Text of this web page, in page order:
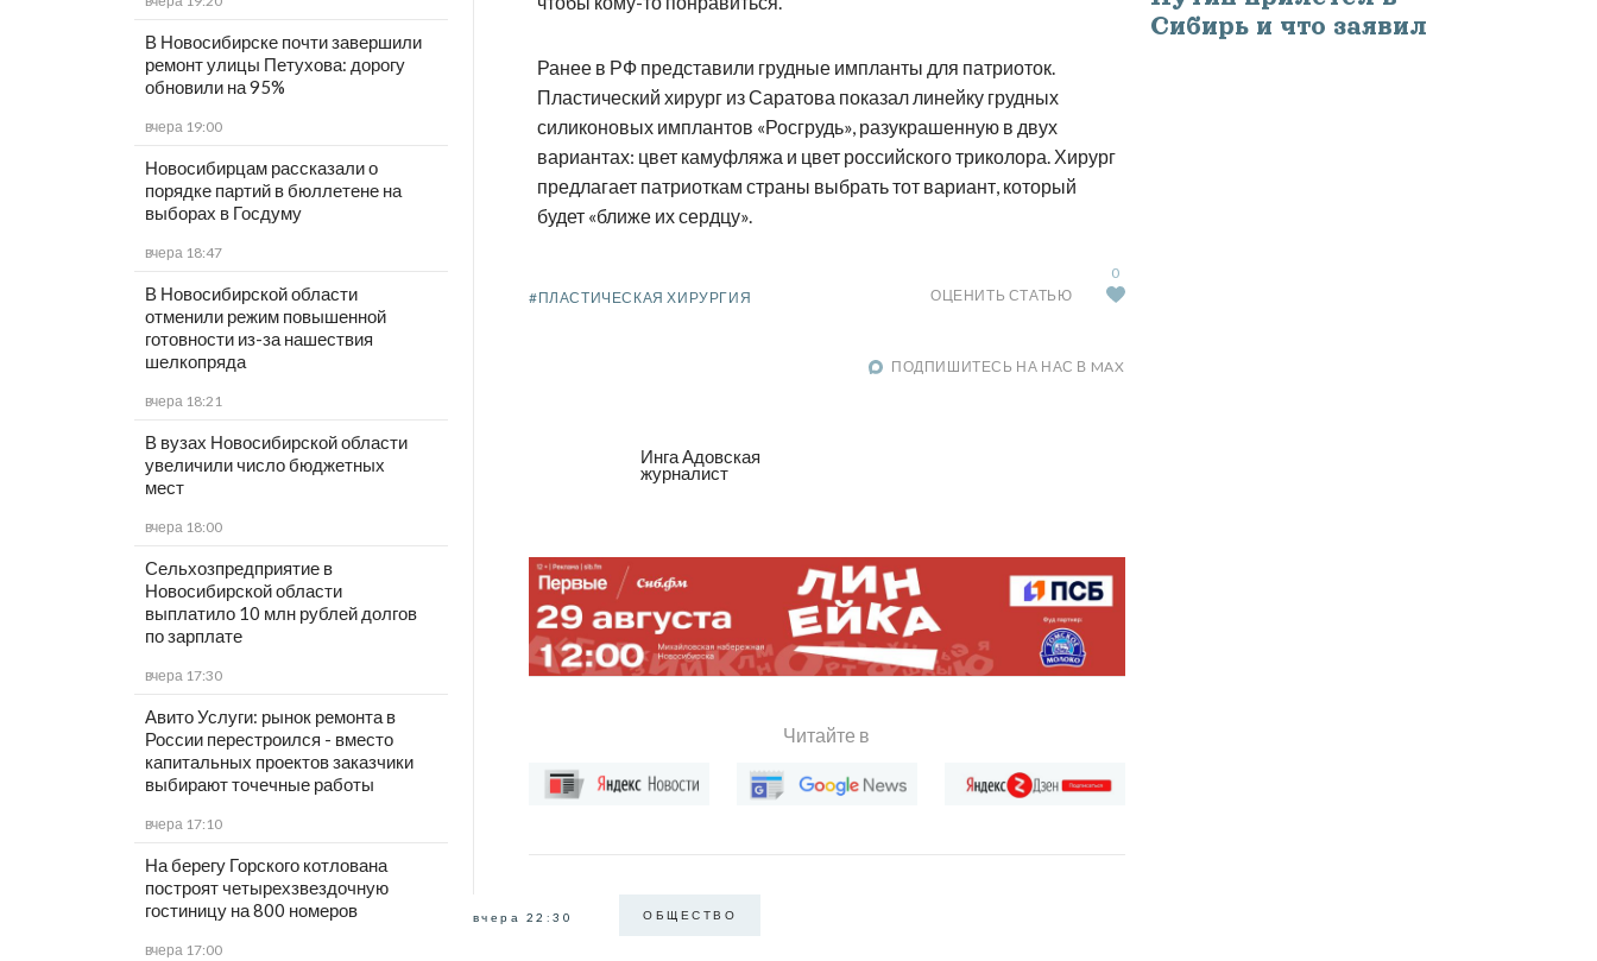
В Новосибирске почти завершили
ремонт улицы Петухова: дорогу
обновили на 95%
вчера 19:00
Новосибирцам рассказали о
порядке партий в бюллетене на
выборах в Госдуму
вчера 18:47
В Новосибирской области
отменили режим повышенной
готовности из-за нашествия
шелкопряда
вчера 18:21
В вузах Новосибирской области
увеличили число бюджетных
мест
вчера 18:00
Сельхозпредприятие в
Новосибирской области
выплатило 10 млн рублей долгов
по зарплате
вчера 17:30
Авито Услуги: рынок ремонта в
России перестроился - вместо
капитальных проектов заказчики
выбирают точечные работы
вчера 17:10
На берегу Горского котлована
построят четырехзвездочную
гостиницу на 800 номеров
вчера 17:00
Ранее в РФ представили грудные импланты для патриоток.
Пластический хирург из Саратова показал линейку грудных
силиконовых имплантов «Росгрудь», разукрашенную в двух
вариантах: цвет камуфляжа и цвет российского триколора. Хирург
предлагает патриоткам страны выбрать тот вариант, который
будет «ближе их сердцу».
#ПЛАСТИЧЕСКАЯ ХИРУРГИЯ ОЦЕНИТЬ СТАТЬЮ
0
ПОДПИШИТЕСЬ НА НАС В MAX
Инга Адовская
журналист
Читайте в
вчера 22:30 ОБЩЕСТВО
Сибирь и что заявил